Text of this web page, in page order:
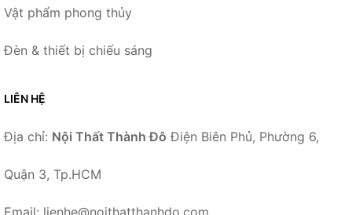
Vật phẩm phong thủy
Đèn & thiết bị chiếu sáng
LIÊN HỆ
Địa chỉ: Nội Thất Thành Đô Điện Biên Phủ, Phường 6,
Quận 3, Tp.HCM
Email: lienhe@noithatthanhdo.com